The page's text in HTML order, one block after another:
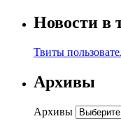
Новости в
Твиты
Архивы
Архивы